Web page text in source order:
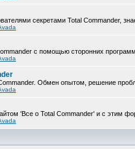
секретами Total Commander,
с помощью сторонних программ
Обмен опытом, решение
'Все о Total Commander' и с этим